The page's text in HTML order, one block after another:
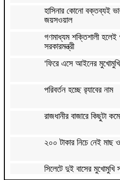
হাসিনার কোনো বক্তব্যই
জয়সওয়াল
গণমাধ্যম শক্তিশালী হলেই
সরকারমন্ত্রী
‘ফিরে এসে আইনের
পরিবর্তন হচ্ছে র‌্যাবের নাম
রাজধানীর বাজারে কিছুটা
২০০ টাকার নিচে নেই
সিলেটে দুই বাসের মুখোমুখি